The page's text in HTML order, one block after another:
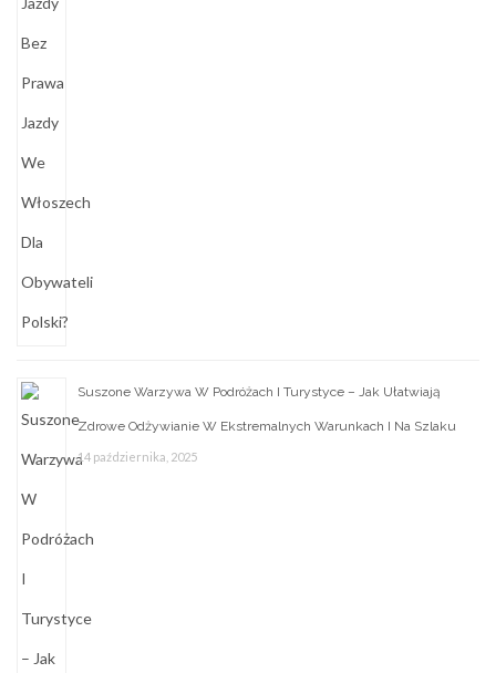
Suszone Warzywa W Podróżach I Turystyce – Jak Ułatwiają
Zdrowe Odżywianie W Ekstremalnych Warunkach I Na Szlaku
14 października, 2025